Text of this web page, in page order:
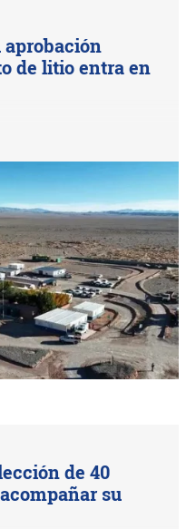
aprobación
de litio entra en
de 40
su